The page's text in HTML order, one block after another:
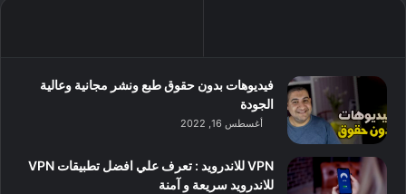
فيديوهات بدون حقوق طبع ونشر مجانية وعالية
الجودة
أغسطس 16, 2022
VPN للاندرويد : تعرف علي افضل تطبيقات VPN
للاندرويد سريعة و آمنة